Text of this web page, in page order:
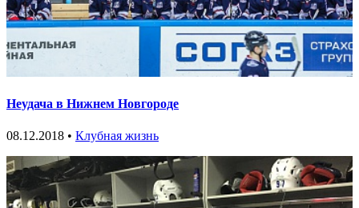
Неудача в Нижнем Новгороде
08.12.2018 • Клубная жизнь